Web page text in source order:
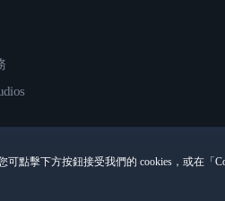
點擊下方按鈕接受我們的 cookies，或在「